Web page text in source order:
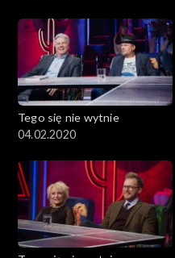
Tego się nie wytnie
04.02.2020